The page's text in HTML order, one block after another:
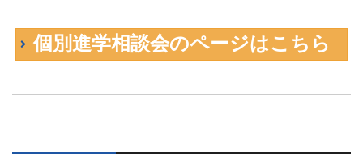
個別進学相談会のページはこちら